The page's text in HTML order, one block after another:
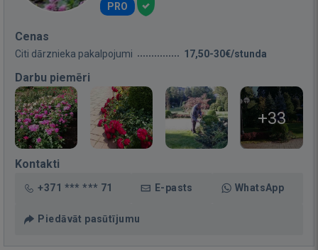
PRO
Cenas
Citi dārznieka pakalpojumi 17,50-30€/stunda
Darbu piemēri
+33
Kontakti
+371 *** *** 71 E-pasts WhatsApp
Piedāvāt pasūtījumu